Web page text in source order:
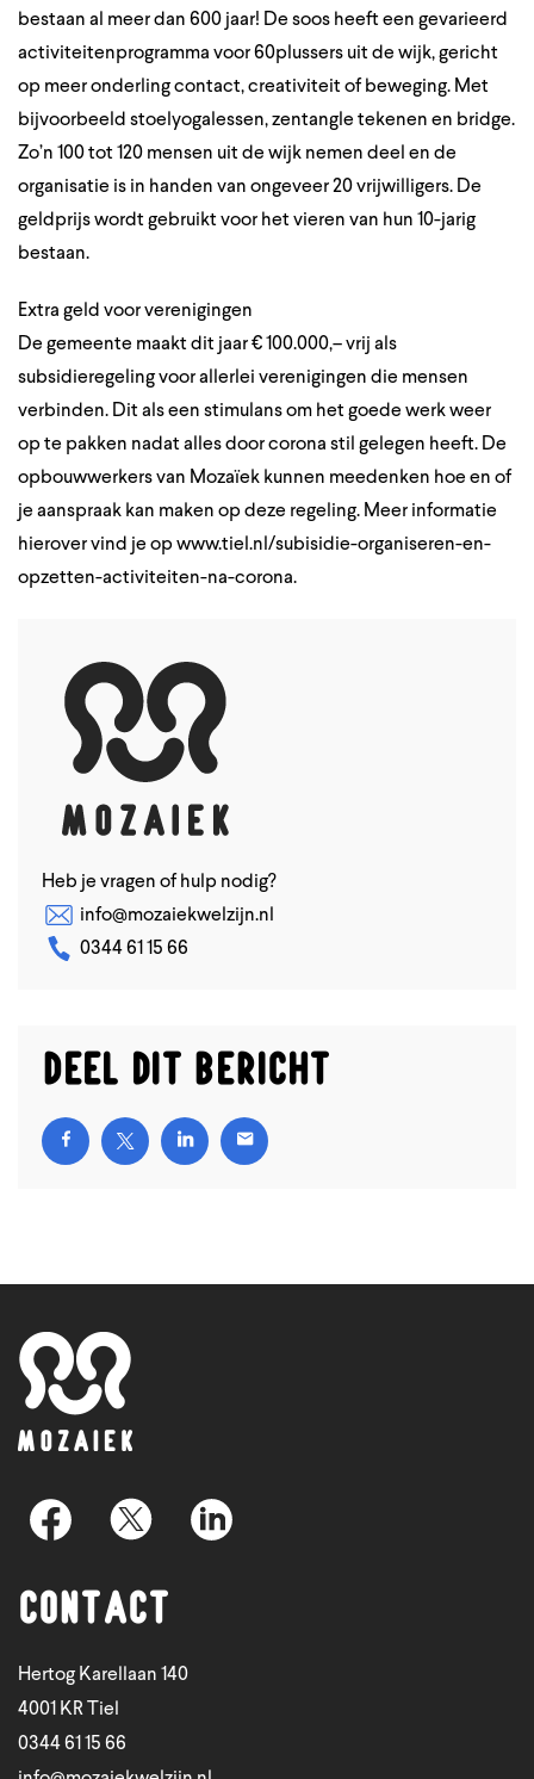
bestaan al meer dan 600 jaar! De soos heeft een gevarieerd
activiteitenprogramma voor 60plussers uit de wijk, gericht
op meer onderling contact, creativiteit of beweging. Met
bijvoorbeeld stoelyogalessen, zentangle tekenen en bridge.
Zo’n 100 tot 120 mensen uit de wijk nemen deel en de
organisatie is in handen van ongeveer 20 vrijwilligers. De
geldprijs wordt gebruikt voor het vieren van hun 10-jarig
bestaan.
Extra geld voor verenigingen
De gemeente maakt dit jaar € 100.000,– vrij als
subsidieregeling voor allerlei verenigingen die mensen
verbinden. Dit als een stimulans om het goede werk weer
op te pakken nadat alles door corona stil gelegen heeft. De
opbouwwerkers van Mozaïek kunnen meedenken hoe en of
je aanspraak kan maken op deze regeling. Meer informatie
hierover vind je op www.tiel.nl/subisidie-organiseren-en-
opzetten-activiteiten-na-corona.
Heb je vragen of hulp nodig?
info@mozaiekwelzijn.nl
0344 61 15 66
Deel dit bericht
Contact
Hertog Karellaan 140
4001 KR Tiel
0344 61 15 66